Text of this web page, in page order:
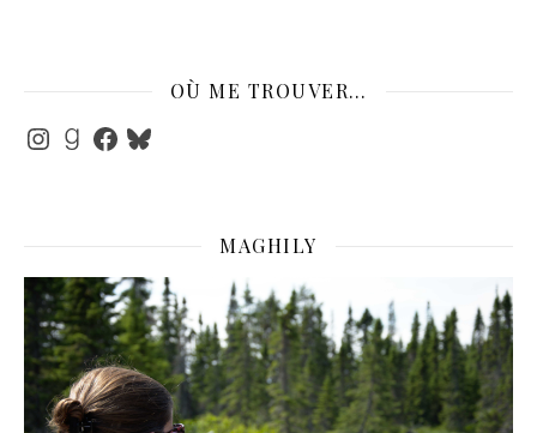
OÙ ME TROUVER…
Instagram
Goodreads
Facebook
Bluesky
MAGHILY